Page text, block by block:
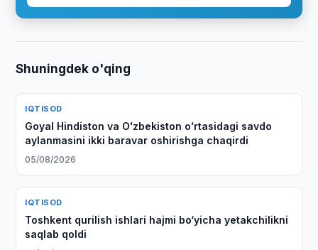
Shuningdek o'qing
IQTISOD
Goyal Hindiston va Oʻzbekiston oʻrtasidagi savdo
aylanmasini ikki baravar oshirishga chaqirdi
05/08/2026
IQTISOD
Toshkent qurilish ishlari hajmi bo‘yicha yetakchilikni
saqlab qoldi